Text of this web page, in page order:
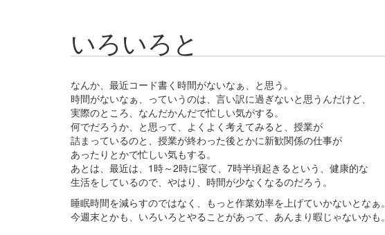
いろいろと
なんか、最近コード書く時間がないなぁ、と思う。
時間がないなぁ、っていうのは、言い訳に過ぎないと思うんだけど、
実際のところ、なんだかんだで忙しい気がする。
何でだろうか、と思って、よくよく考えてみると、授業が
詰まっているのと、授業が終わった後とかに新歓関係の仕事が
あったりとかで忙しい気もする。
あとは、最近は、1時～2時に寝て、7時半頃起きるという、健康的な
生活をしているので、やはり、時間が少なくなるのだろう。
睡眠時間を減らすのではなく、もっと作業効率を上げていかないとなぁ。
今週末とかも、いろいろとやることがあって、あんまり暇じゃないかも。